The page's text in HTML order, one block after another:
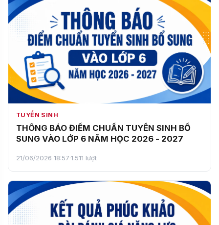
TUYỂN SINH
THÔNG BÁO ĐIỂM CHUẨN TUYỂN SINH BỔ
SUNG VÀO LỚP 6 NĂM HỌC 2026 - 2027
21/06/2026 18:57·1.511 lượt